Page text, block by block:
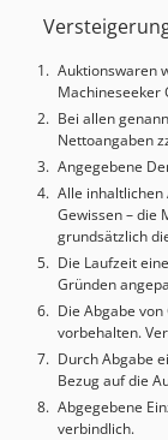
Servoantrieb,
– 3-Achs-
Stellen
ab ca. 1 mm
und 3D-
Schmelzeinheit
konstanten
Wasser-
Fernwartung •
Scanner-
Kalkuliert
Unbegrenzte
Auktionswaren
Machineseeker
Bei allen
Nettoangaben
Angegebene
Alle inhaltlichen
Gewissen – die
grundsätzlich
Die Laufzeit
Gründen
Die Abgabe
vorbehalten.
Durch Abgabe
Bezug auf die
Abgegebene
verbindlich.